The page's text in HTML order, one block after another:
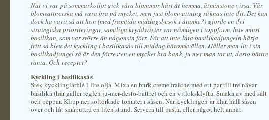
När vi var på sommarkollot gick våra blommor hårt åt hemma, åtminstone vissa. Vår
blomvattnerska må vara bra på mycket, men just blomvattning räknas inte dit. Det kan
dock ha varit så att hon (med framtida middagsbesök i åtanke?) gjorde en del
strategiska prioriteringar, samtliga kryddväxter var nämligen i toppform. Inte minst
basilikan, som var större än någonsin förr. För att inte låta basilikadjungeln härja
fritt så blev det kyckling i basilikasås till middag häromkvällen. Håller man liv i sin
basilikadjungel så är den förresten en mycket bra bank, ju mer man tar ut, desto bättre
ränta. Och receptet?
Kyckling i basilikasås
Stek kycklinglårfilé i lite olja. Mixa en burk creme fraiche med ett par till tre nävar
basilika (här gäller reglen ju-mer-desto-bättre) och en vitlöksklyfta. Smaka av med salt
och peppar. Klipp ner soltorkade tomater i såsen. När kycklingen är klar, häll såsen
över och låt småputtra en liten stund. Servera till pasta, eller något helt annat.